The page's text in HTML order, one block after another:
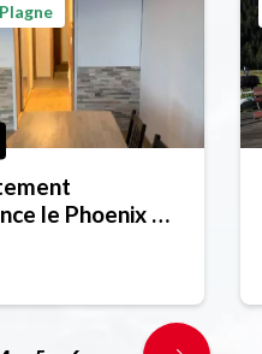
le Phoenix -